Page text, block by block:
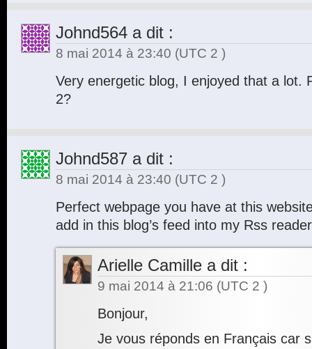
Johnd564 a dit :
8 mai 2014 à 23:40 (UTC 2 )
Very energetic blog, I enjoyed that a lot.
2?
Johnd587 a dit :
8 mai 2014 à 23:40 (UTC 2 )
Perfect webpage you have at this
add in this blog’s feed into my Rss
Arielle Camille a dit :
9 mai 2014 à 21:06 (UTC 2 )
Bonjour,
Je vous réponds en Français car